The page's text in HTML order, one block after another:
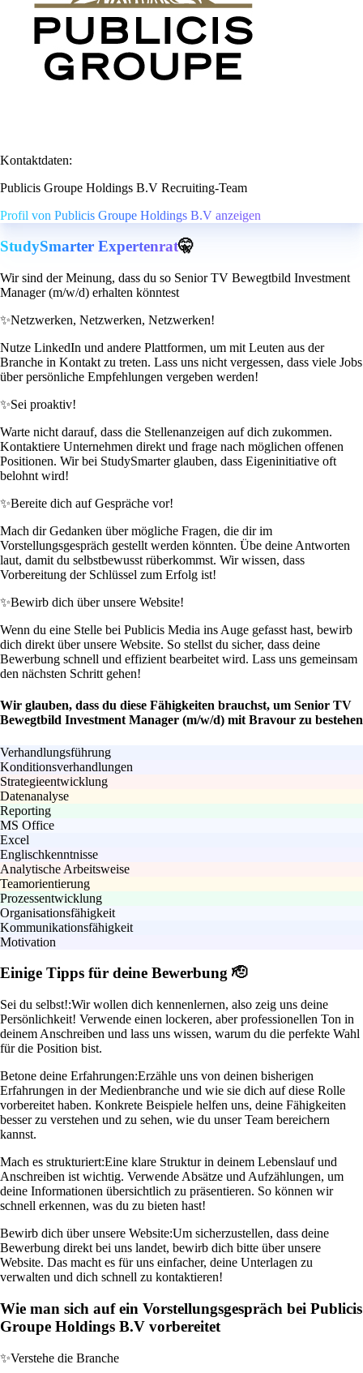
Kontaktdaten:
Publicis Groupe Holdings B.V Recruiting-Team
Profil von Publicis Groupe Holdings B.V anzeigen
StudySmarter Expertenrat🤫
Wir sind der Meinung, dass du so Senior TV Bewegtbild Investment
Manager (m/w/d) erhalten könntest
✨Netzwerken, Netzwerken, Netzwerken!
Nutze LinkedIn und andere Plattformen, um mit Leuten aus der
Branche in Kontakt zu treten. Lass uns nicht vergessen, dass viele Jobs
über persönliche Empfehlungen vergeben werden!
✨Sei proaktiv!
Warte nicht darauf, dass die Stellenanzeigen auf dich zukommen.
Kontaktiere Unternehmen direkt und frage nach möglichen offenen
Positionen. Wir bei StudySmarter glauben, dass Eigeninitiative oft
belohnt wird!
✨Bereite dich auf Gespräche vor!
Mach dir Gedanken über mögliche Fragen, die dir im
Vorstellungsgespräch gestellt werden könnten. Übe deine Antworten
laut, damit du selbstbewusst rüberkommst. Wir wissen, dass
Vorbereitung der Schlüssel zum Erfolg ist!
✨Bewirb dich über unsere Website!
Wenn du eine Stelle bei Publicis Media ins Auge gefasst hast, bewirb
dich direkt über unsere Website. So stellst du sicher, dass deine
Bewerbung schnell und effizient bearbeitet wird. Lass uns gemeinsam
den nächsten Schritt gehen!
Wir glauben, dass du diese Fähigkeiten brauchst, um Senior TV
Bewegtbild Investment Manager (m/w/d) mit Bravour zu bestehen
Verhandlungsführung
Konditionsverhandlungen
Strategieentwicklung
Datenanalyse
Reporting
MS Office
Excel
Englischkenntnisse
Analytische Arbeitsweise
Teamorientierung
Prozessentwicklung
Organisationsfähigkeit
Kommunikationsfähigkeit
Motivation
Einige Tipps für deine Bewerbung 🫡
Sei du selbst!:Wir wollen dich kennenlernen, also zeig uns deine
Persönlichkeit! Verwende einen lockeren, aber professionellen Ton in
deinem Anschreiben und lass uns wissen, warum du die perfekte Wahl
für die Position bist.
Betone deine Erfahrungen:Erzähle uns von deinen bisherigen
Erfahrungen in der Medienbranche und wie sie dich auf diese Rolle
vorbereitet haben. Konkrete Beispiele helfen uns, deine Fähigkeiten
besser zu verstehen und zu sehen, wie du unser Team bereichern
kannst.
Mach es strukturiert:Eine klare Struktur in deinem Lebenslauf und
Anschreiben ist wichtig. Verwende Absätze und Aufzählungen, um
deine Informationen übersichtlich zu präsentieren. So können wir
schnell erkennen, was du zu bieten hast!
Bewirb dich über unsere Website:Um sicherzustellen, dass deine
Bewerbung direkt bei uns landet, bewirb dich bitte über unsere
Website. Das macht es für uns einfacher, deine Unterlagen zu
verwalten und dich schnell zu kontaktieren!
Wie man sich auf ein Vorstellungsgespräch bei Publicis
Groupe Holdings B.V vorbereitet
✨Verstehe die Branche